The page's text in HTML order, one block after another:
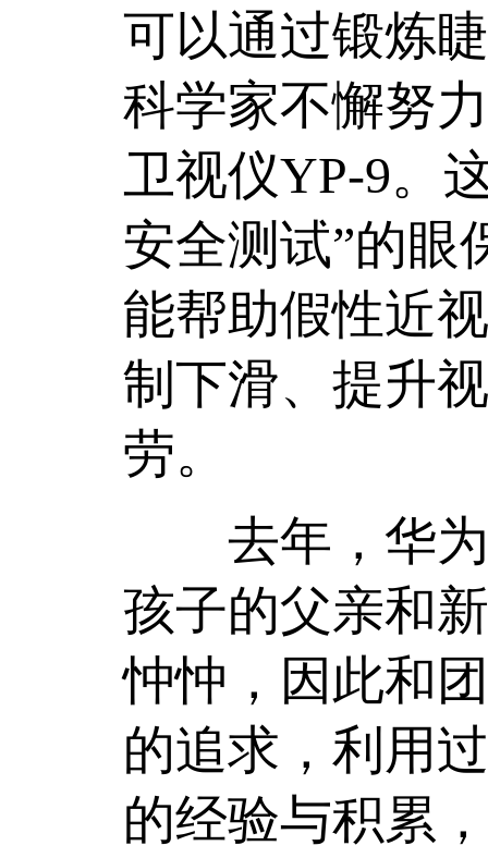
可以通过锻炼
科学家不懈努
卫视仪YP-9。
安全测试”的眼
能帮助假性近
制下滑、提升
劳。
去年，华为
孩子的父亲和
忡忡，因此和
的追求，利用
的经验与积累